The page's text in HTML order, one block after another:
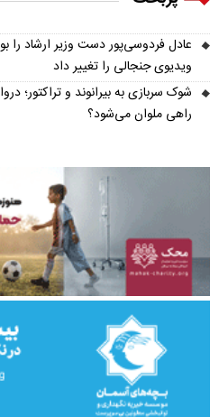
عادل فردوسی‌پور دست وزیر ارشاد را
ویدیوی جنجالی را تغییر داد
شوک سربازی به بیرانوند و تراکتور؛
راهی ملوان می‌شود؟